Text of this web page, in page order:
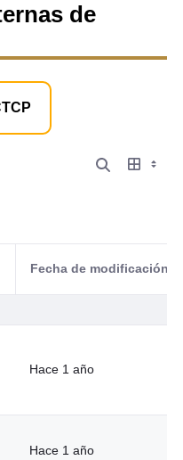
de
Fecha de modificación
Hace 1 año
Hace 1 año